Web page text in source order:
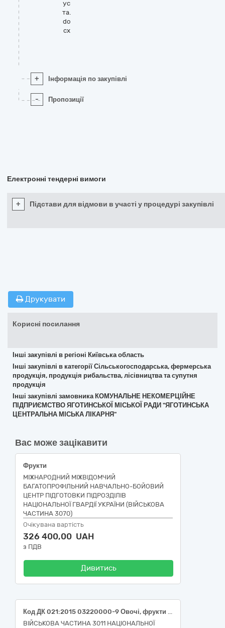
ус
та.
do
cx
+ Інформація по закупівлі
- Пропозиції
Електронні тендерні вимоги
+ Підстави для відмови в участі у процедурі закупівлі
Друкувати
Корисні посилання
Інші закупівлі в регіоні Київська область
Інші закупівлі в категорії Сільськогосподарська, фермерська
продукція, продукція рибальства, лісівництва та супутня
продукція
Інші закупівлі замовника КОМУНАЛЬНЕ НЕКОМЕРЦІЙНЕ
ПІДПРИЄМСТВО ЯГОТИНСЬКОЇ МІСЬКОЇ РАДИ "ЯГОТИНСЬКА
ЦЕНТРАЛЬНА МІСЬКА ЛІКАРНЯ"
Вас може зацікавити
Фрукти
МІЖНАРОДНИЙ МІЖВІДОМЧИЙ
БАГАТОПРОФІЛЬНИЙ НАВЧАЛЬНО-БОЙОВИЙ
ЦЕНТР ПІДГОТОВКИ ПІДРОЗДІЛІВ
НАЦІОНАЛЬНОЇ ГВАРДІЇ УКРАЇНИ (ВІЙСЬКОВА
ЧАСТИНА 3070)
Очікувана вартість
326 400,00 UAH
з ПДВ
Дивитись
Код ДК 021:2015 03220000-9 Овочі, фрукти та горіхи (Код ДК 021:2015 03221240-0 помідори свіжі, Код ДК 021:2015 03221270-9 огірки свіжі, Код ДК 021:2015 03221110-0 редис, Код ДК 021:2015 03221250-3 кабачок, Код ДК 021:2015 03221230-7 перець болгарський, Код ДК 021:2015 03221400-0 капуста пекінська врожаю 2026 року, Код ДК 021:2015 03221410-3 капуста молода врожаю 2026 року)
ВІЙСЬКОВА ЧАСТИНА 3011 НАЦІОНАЛЬНОЇ